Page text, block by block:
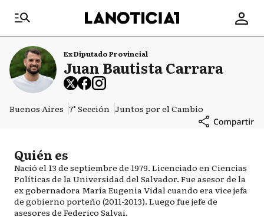
Ex Diputado Provincial
Juan Bautista Carrara
Buenos Aires 7° Sección Juntos por el Cambio
Quién es
Nació el 13 de septiembre de 1979. Licenciado en Ciencias
Políticas de la Universidad del Salvador. Fue asesor de la
ex gobernadora María Eugenia Vidal cuando era vice jefa
de gobierno porteño (2011-2013). Luego fue jefe de
asesores de Federico Salvai.